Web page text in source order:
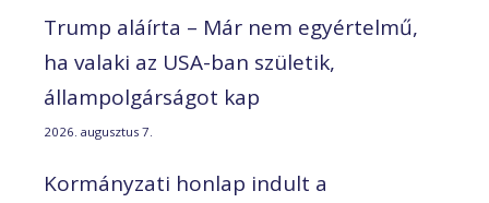
Trump aláírta – Már nem egyértelmű,
ha valaki az USA-ban születik,
állampolgárságot kap
2026. augusztus 7.
Kormányzati honlap indult a